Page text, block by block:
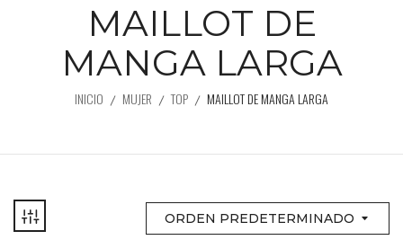
MAILLOT DE
MANGA LARGA
INICIO MUJER TOP MAILLOT DE MANGA LARGA
ORDEN PREDETERMINADO